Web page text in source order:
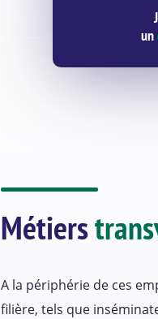
un
Métiers
A la périphérie de ces
filière, tels que